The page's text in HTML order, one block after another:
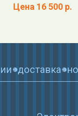
Цена 16 500 р.
доставка